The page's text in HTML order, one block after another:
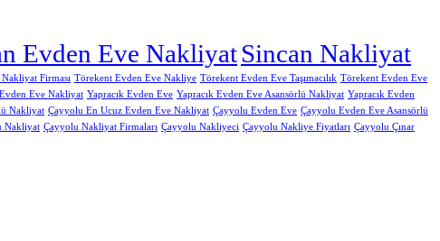
Evden Eve NakliyatSincan Nakliyat
Firması Törekent Evden Eve Nakliye Törekent Evden Eve Taşımacılık Törekent Evden Eve
Eve Nakliyat Yapracık Evden Eve Yapracık Evden Eve Asansörlü Nakliyat Yapracık Evden
Nakliyat Çayyolu En Ucuz Evden Eve Nakliyat Çayyolu Evden Eve Çayyolu Evden Eve Asansörlü
Nakliyat Çayyolu Nakliyat Firmaları Çayyolu Nakliyeci Çayyolu Nakliye Fiyatları Çayyolu Çınar